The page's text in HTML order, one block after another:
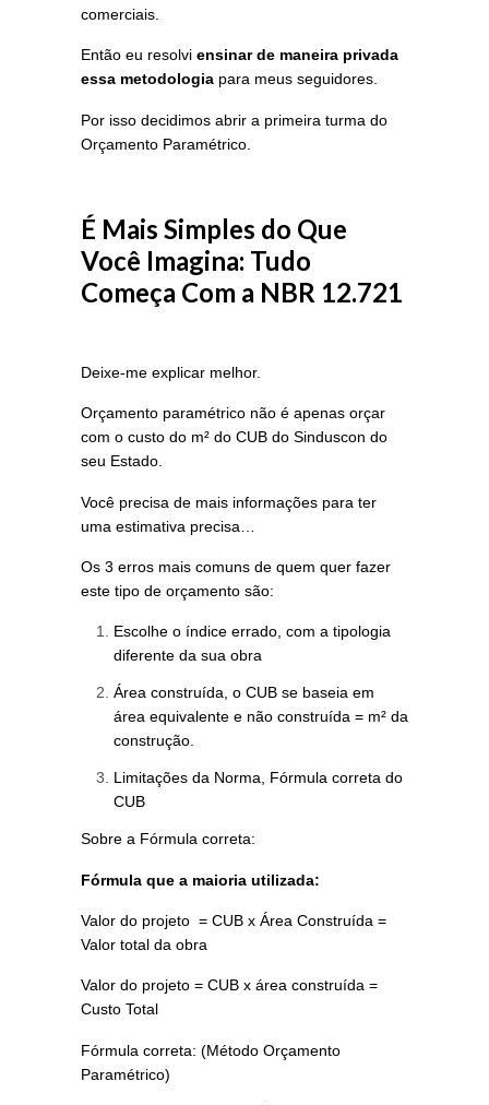
comerciais.
Então eu resolvi ensinar de maneira privada
essa metodologia para meus seguidores.
Por isso decidimos abrir a primeira turma do
Orçamento Paramétrico.
É Mais Simples do Que
Você Imagina: Tudo
Começa Com a NBR 12.721
Deixe-me explicar melhor.
Orçamento paramétrico não é apenas orçar
com o custo do m² do CUB do Sinduscon do
seu Estado.
Você precisa de mais informações para ter
uma estimativa precisa…
Os 3 erros mais comuns de quem quer fazer
este tipo de orçamento são:
Escolhe o índice errado, com a tipologia
diferente da sua obra
Área construída, o CUB se baseia em
área equivalente e não construída = m² da
construção.
Limitações da Norma, Fórmula correta do
CUB
Sobre a Fórmula correta:
Fórmula que a maioria utilizada:
Valor do projeto = CUB x Área Construída =
Valor total da obra
Valor do projeto = CUB x área construída =
Custo Total
Fórmula correta: (Método Orçamento
Paramétrico)